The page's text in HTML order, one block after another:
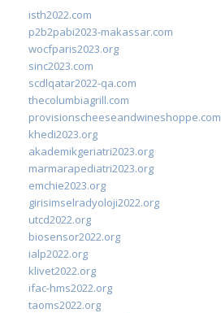
isth2022.com
p2b2pabi2023-makassar.com
wocfparis2023.org
sinc2023.com
scdlqatar2022-qa.com
thecolumbiagrill.com
provisionscheeseandwineshoppe.com
khedi2023.org
akademikgeriatri2023.org
marmarapediatri2023.org
emchie2023.org
girisimselradyoloji2022.org
utcd2022.org
biosensor2022.org
ialp2022.org
klivet2022.org
ifac-hms2022.org
taoms2022.org